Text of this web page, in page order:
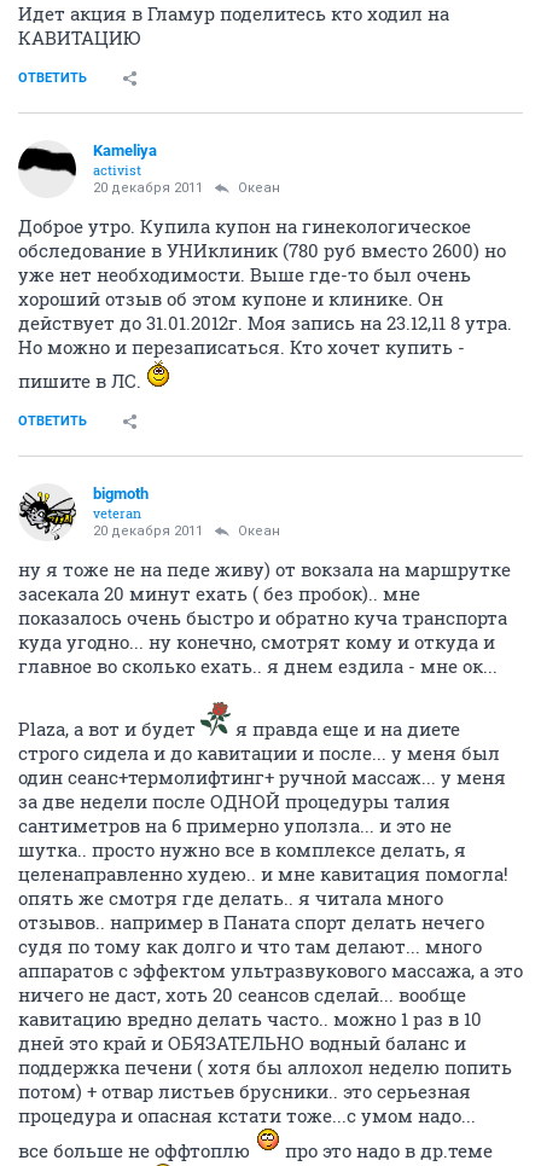
Идет акция в Гламур поделитесь кто ходил на
КАВИТАЦИЮ
ОТВЕТИТЬ
Kameliya
activist
20 декабря 2011 Океан
Доброе утро. Купила купон на гинекологическое
обследование в УНИклиник (780 руб вместо 2600) но
уже нет необходимости. Выше где-то был очень
хороший отзыв об этом купоне и клинике. Он
действует до 31.01.2012г. Моя запись на 23.12,11 8 утра.
Но можно и перезаписаться. Кто хочет купить -
пишите в ЛС.
ОТВЕТИТЬ
bigmoth
veteran
20 декабря 2011 Океан
ну я тоже не на педе живу) от вокзала на маршрутке
засекала 20 минут ехать ( без пробок).. мне
показалось очень быстро и обратно куча транспорта
куда угодно... ну конечно, смотрят кому и откуда и
главное во сколько ехать.. я днем ездила - мне ок...
Plaza, а вот и будет
я правда еще и на диете
строго сидела и до кавитации и после... у меня был
один сеанс+термолифтинг+ ручной массаж... у меня
за две недели после ОДНОЙ процедуры талия
сантиметров на 6 примерно уползла... и это не
шутка.. просто нужно все в комплексе делать, я
целенаправленно худею.. и мне кавитация помогла!
опять же смотря где делать.. я читала много
отзывов.. например в Паната спорт делать нечего
судя по тому как долго и что там делают... много
аппаратов с эффектом ультразвукового массажа, а это
ничего не даст, хоть 20 сеансов сделай... вообще
кавитацию вредно делать часто.. можно 1 раз в 10
дней это край и ОБЯЗАТЕЛЬНО водный баланс и
поддержка печени ( хотя бы аллохол неделю попить
потом) + отвар листьев брусники.. это серьезная
процедура и опасная кстати тоже...с умом надо...
все больше не оффтоплю
про это надо в др.теме